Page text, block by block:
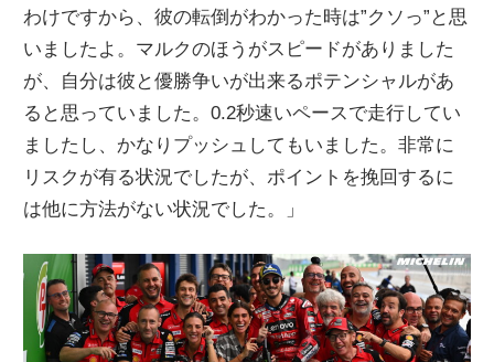
わけですから、彼の転倒がわかった時は”クソっ”と思
いましたよ。マルクのほうがスピードがありました
が、自分は彼と優勝争いが出来るポテンシャルがあ
ると思っていました。0.2秒速いペースで走行してい
ましたし、かなりプッシュしてもいました。非常に
リスクが有る状況でしたが、ポイントを挽回するに
は他に方法がない状況でした。」